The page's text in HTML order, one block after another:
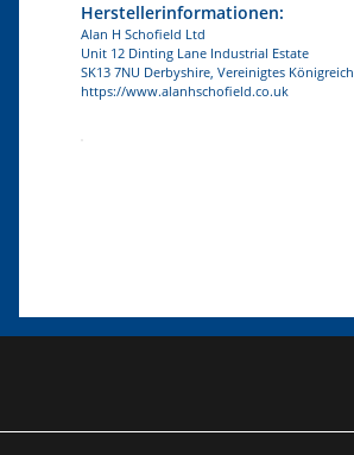
Herstellerinformationen:
Alan H Schofield Ltd
Unit 12 Dinting Lane Industrial Estate
SK13 7NU Derbyshire, Vereinigtes Königreich
https://www.alanhschofield.co.uk